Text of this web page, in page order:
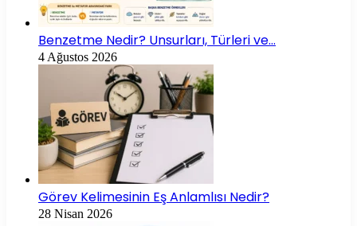
Benzetme Nedir? Unsurları, Türleri ve…
4 Ağustos 2026
Görev Kelimesinin Eş Anlamlısı Nedir?
28 Nisan 2026